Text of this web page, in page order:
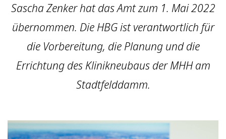
Sascha Zenker hat das Amt zum 1. Mai 2022
übernommen. Die HBG ist verantwortlich für
die Vorbereitung, die Planung und die
Errichtung des Klinikneubaus der MHH am
Stadtfelddamm.